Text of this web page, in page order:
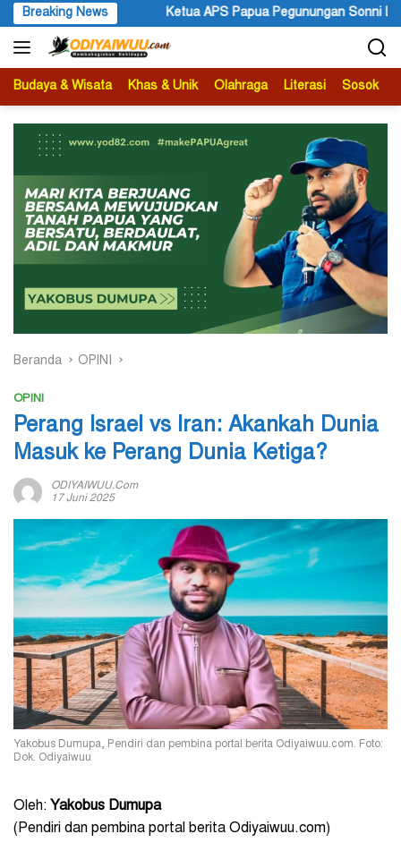
Langsung
ke
konten
Breaking News
Pegunungan Sonni Lokobal: Kalau Mau KPK Audit Dana
Budaya & Wisata Khas & Unik Olahraga Literasi Sosok
Beranda OPINI
OPINI
Perang Israel vs Iran: Akankah Dunia
Masuk ke Perang Dunia Ketiga?
ODIYAIWUU.com
17 Juni 2025
Yakobus Dumupa, Pendiri dan pembina portal berita Odiyaiwuu.com. Foto:
Dok. Odiyaiwuu
Oleh: Yakobus Dumupa
(Pendiri dan pembina portal berita Odiyaiwuu.com)